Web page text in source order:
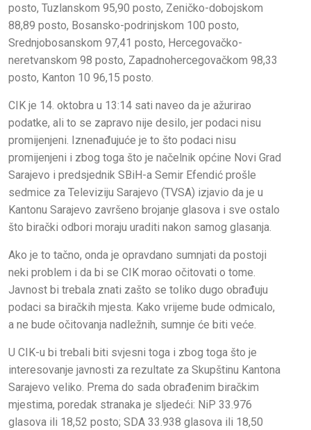
posto, Tuzlanskom 95,90 posto, Zeničko-dobojskom
88,89 posto, Bosansko-podrinjskom 100 posto,
Srednjobosanskom 97,41 posto, Hercegovačko-
neretvanskom 98 posto, Zapadnohercegovačkom 98,33
posto, Kanton 10 96,15 posto.
CIK je 14. oktobra u 13:14 sati naveo da je ažurirao
podatke, ali to se zapravo nije desilo, jer podaci nisu
promijenjeni. Iznenađujuće je to što podaci nisu
promijenjeni i zbog toga što je načelnik općine Novi Grad
Sarajevo i predsjednik SBiH-a Semir Efendić prošle
sedmice za Televiziju Sarajevo (TVSA) izjavio da je u
Kantonu Sarajevo završeno brojanje glasova i sve ostalo
što birački odbori moraju uraditi nakon samog glasanja.
Ako je to tačno, onda je opravdano sumnjati da postoji
neki problem i da bi se CIK morao očitovati o tome.
Javnost bi trebala znati zašto se toliko dugo obrađuju
podaci sa biračkih mjesta. Kako vrijeme bude odmicalo,
a ne bude očitovanja nadležnih, sumnje će biti veće.
U CIK-u bi trebali biti svjesni toga i zbog toga što je
interesovanje javnosti za rezultate za Skupštinu Kantona
Sarajevo veliko. Prema do sada obrađenim biračkim
mjestima, poredak stranaka je sljedeći: NiP 33.976
glasova ili 18,52 posto; SDA 33.938 glasova ili 18,50